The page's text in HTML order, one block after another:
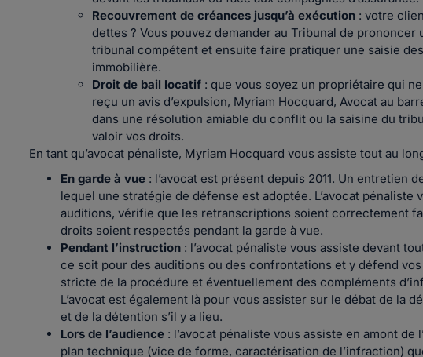
Recouvrement de créances jusqu’à exécution : votre
dettes ? Vous pouvez demander au Tribunal de
tribunal compétent et ensuite faire pratiquer une saisie
immobilière.
Droit de bail locatif : que vous soyez un propriétaire qui
reçu un avis d’expulsion, Myriam Hocquard, Avocat au
dans une résolution amiable du conflit ou la saisine du
valoir vos droits.
En tant qu’avocat pénaliste, Myriam Hocquard vous assiste tout au
En garde à vue : l’avocat est présent depuis 2011. Un entretien
lequel une stratégie de défense est adoptée. L’avocat
auditions, vérifie que les retranscriptions soient correctement
droits soient respectés pendant la garde à vue.
Pendant l’instruction : l’avocat pénaliste vous assiste devant
ce soit pour des auditions ou des confrontations et y défend
stricte de la procédure et éventuellement des compléments
L’avocat est également là pour vous assister sur le débat de la
et de la détention s’il y a lieu.
Lors de l’audience : l’avocat pénaliste vous assiste en amont
plan technique (vice de forme, caractérisation de l’infraction)